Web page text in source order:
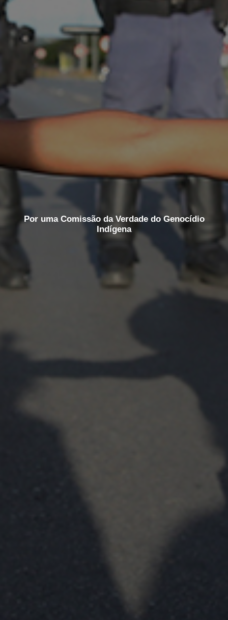
Por uma Comissão da Verdade do Genocídio
Indígena